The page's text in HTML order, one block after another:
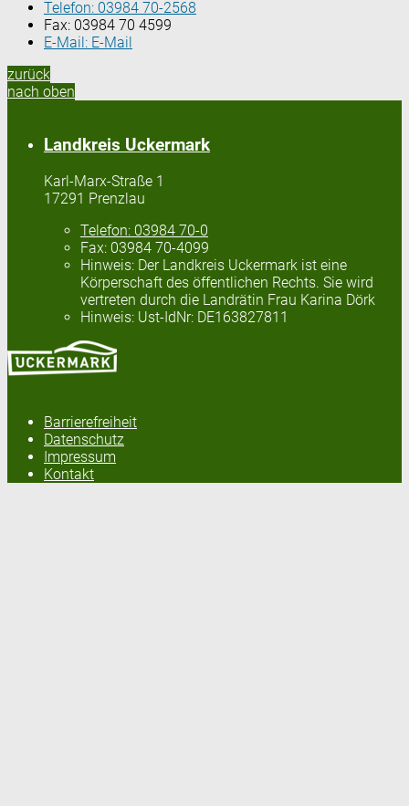
Telefon: 03984 70-2568
Fax: 03984 70 4599
E-Mail: E-Mail
zurück
nach oben
Landkreis Uckermark
Karl-Marx-Straße 1
17291 Prenzlau
Telefon: 03984 70-0
Fax: 03984 70-4099
Hinweis: Der Landkreis Uckermark ist eine
Körperschaft des öffentlichen Rechts. Sie wird
vertreten durch die Landrätin Frau Karina Dörk
Hinweis: Ust-IdNr: DE163827811
Barrierefreiheit
Datenschutz
Impressum
Kontakt